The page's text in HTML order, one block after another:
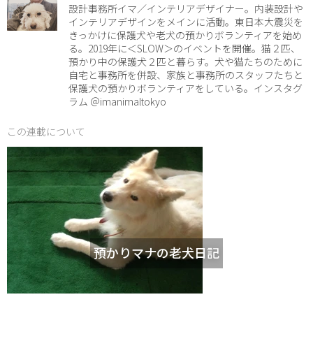
設計事務所イマ／インテリアデザイナー。内装設計や
インテリアデザインをメインに活動。東日本大震災を
きっかけに保護犬や老犬の預かりボランティアを始め
る。2019年に＜SLOW＞のイベントを開催。猫２匹、
預かり中の保護犬２匹と暮らす。犬や猫たちのために
自宅と事務所を併設、家族と事務所のスタッフたちと
保護犬の預かりボランティアをしている。インスタグ
ラム ＠imanimaltokyo
この連載について
預かりマナの老犬日記